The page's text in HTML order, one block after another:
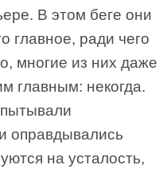
В этом беге они
главное, ради чего
многие из них даже
главным: некогда.
оправдывались
на усталость,